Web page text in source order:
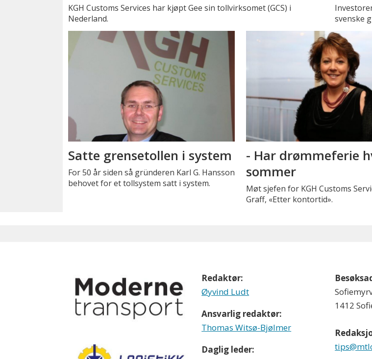
KGH Customs Services har kjøpt Gee sin tollvirksomet (GCS) i
Nederland.
svenske
Satte grensetollen i system
For 50 år siden så gründeren Karl G. Hansson
behovet for et tollsystem satt i system.
- Har drømmeferie
sommer
Møt sjefen for KGH Customs
Graff, «Etter kontortid».
Redaktør:
Øyvind Ludt
Ansvarlig redaktør:
Thomas Witsø-Bjølmer
Daglig leder:
1412